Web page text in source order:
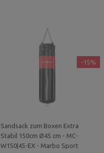
-15%
Sandsack zum Boxen Extra
Stabil 150cm Ø45 cm - MC-
W150|45-EX - Marbo Sport